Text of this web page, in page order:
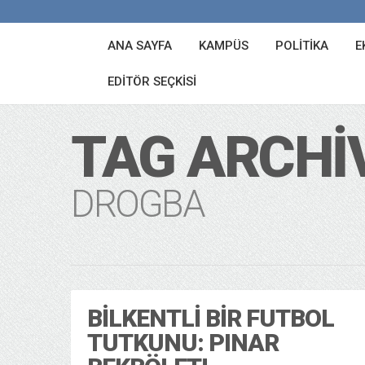
ANA SAYFA KAMPÜS POLITIKA
EDITÖR SEÇKISI
TAG
DROGBA
BILKENTLI BIR FUTBOL
TUTKUNU: PINAR